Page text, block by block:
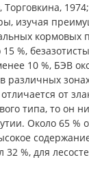
Торговкина,
изучая
кормовых
%,
10 %, БЭВ
от
типа, то он
Около 65
%, для